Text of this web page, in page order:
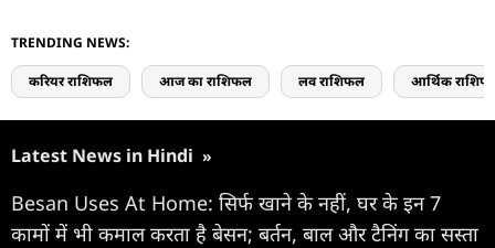
TRENDING NEWS:
करियर राशिफल आज का राशिफल लव राशिफल आर्थिक
Latest News in Hindi »
Besan Uses At Home: सिर्फ खाने के नहीं, घर के इन 7
कामों में भी कमाल करता है बेसन; बर्तन, बाल और टैनिंग का सस्ता